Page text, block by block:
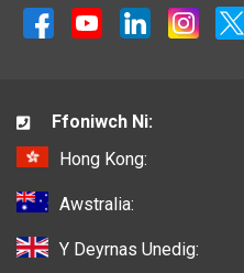
Ffoniwch Ni:
Hong Kong:
Awstralia:
Y Deyrnas Unedig: